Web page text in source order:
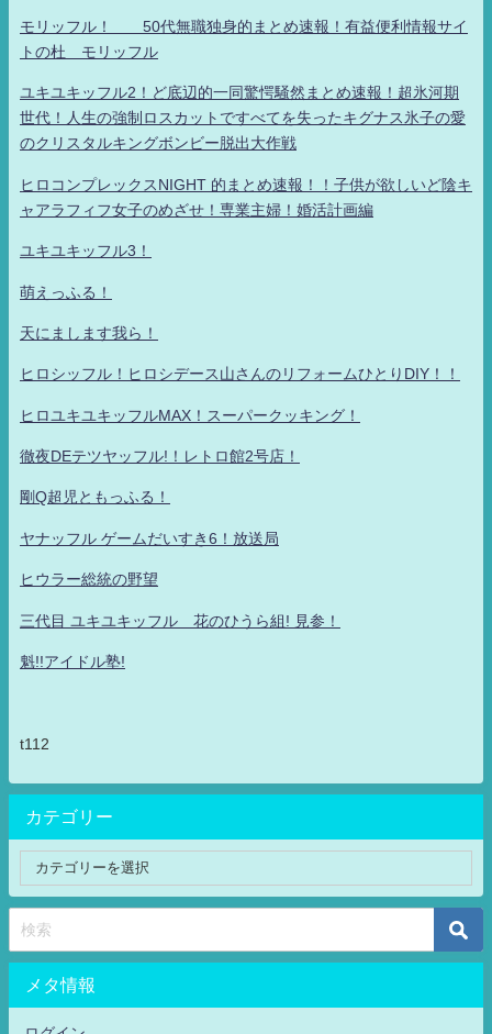
モリッフル！ 50代無職独身的まとめ速報！有益便利情報サイ
トの杜 モリッフル
ユキユキッフル2！ど底辺的一同驚愕騒然まとめ速報！超氷河期
世代！人生の強制ロスカットですべてを失ったキグナス氷子の愛
のクリスタルキングボンビー脱出大作戦
ヒロコンプレックスNIGHT 的まとめ速報！！子供が欲しいど陰キ
ャアラフィフ女子のめざせ！専業主婦！婚活計画編
ユキユキッフル3！
萌えっふる！
天にまします我ら！
ヒロシッフル！ヒロシデース山さんのリフォームひとりDIY！！
ヒロユキユキッフルMAX！スーパークッキング！
徹夜DEテツヤッフル!！レトロ館2号店！
剛Q超児ともっふる！
ヤナッフル ゲームだいすき6！放送局
ヒウラー総統の野望
三代目 ユキユキッフル 花のひうら組! 見参！
魁!!アイドル塾!
t112
カテゴリー
メタ情報